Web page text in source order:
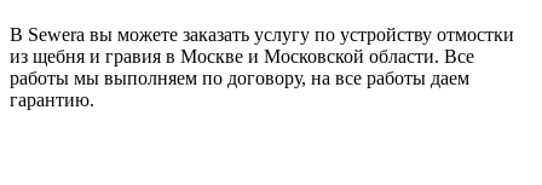
В Sewera вы можете заказать услугу по устройству отмостки
из щебня и гравия в Москве и Московской области. Все
работы мы выполняем по договору, на все работы даем
гарантию.